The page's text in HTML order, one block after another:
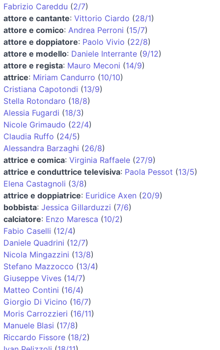
Fabrizio Careddu (2/7)
attore e cantante: Vittorio Ciardo (28/1)
attore e comico: Andrea Perroni (15/7)
attore e doppiatore: Paolo Vivio (22/8)
attore e modello: Daniele Interrante (9/12)
attore e regista: Mauro Meconi (14/9)
attrice: Miriam Candurro (10/10)
Cristiana Capotondi (13/9)
Stella Rotondaro (18/8)
Alessia Fugardi (18/3)
Nicole Grimaudo (22/4)
Claudia Ruffo (24/5)
Alessandra Barzaghi (26/8)
attrice e comica: Virginia Raffaele (27/9)
attrice e conduttrice televisiva: Paola Pessot (13/5)
Elena Castagnoli (3/8)
attrice e doppiatrice: Euridice Axen (20/9)
bobbista: Jessica Gillarduzzi (7/6)
calciatore: Enzo Maresca (10/2)
Fabio Caselli (12/4)
Daniele Quadrini (12/7)
Nicola Mingazzini (13/8)
Stefano Mazzocco (13/4)
Giuseppe Vives (14/7)
Matteo Contini (16/4)
Giorgio Di Vicino (16/7)
Moris Carrozzieri (16/11)
Manuele Blasi (17/8)
Riccardo Fissore (18/2)